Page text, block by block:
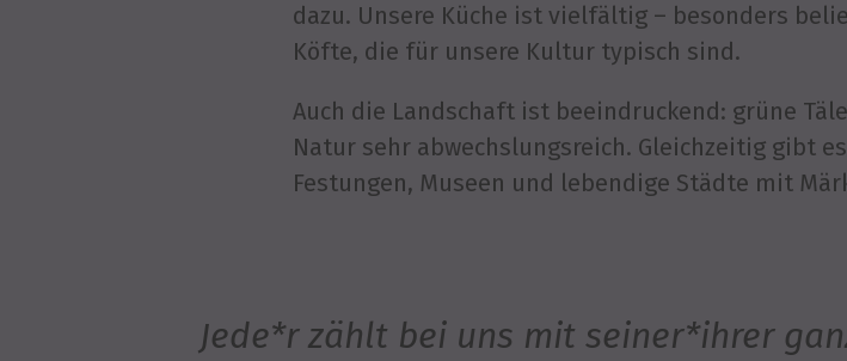
dazu. Unsere Küche ist vielfältig – besonders
Köfte, die für unsere Kultur typisch sind.
Auch die Landschaft ist beeindruckend: grüne
Natur sehr abwechslungsreich. Gleichzeitig gibt
Festungen, Museen und lebendige Städte mit
Jede*r zählt bei uns mit seiner*ihrer